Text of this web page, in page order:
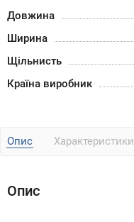
Довжина
Ширина
Щільнисть
Країна виробник
Опис Характеристики
Опис